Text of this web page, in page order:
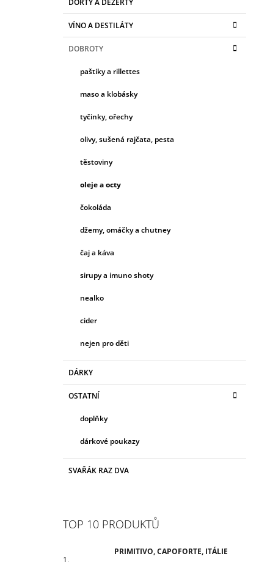
kategorie
T
G
O
DORTY A DEZERTY
VÍNO A DESTILÁTY
DOBROTY
paštiky a rillettes
maso a klobásky
tyčinky, ořechy
olivy, sušená rajčata, pesta
těstoviny
oleje a octy
čokoláda
džemy, omáčky a chutney
čaj a káva
sirupy a imuno shoty
nealko
cider
nejen pro děti
DÁRKY
OSTATNÍ
doplňky
dárkové poukazy
SVAŘÁK RAZ DVA
TOP 10 PRODUKTŮ
PRIMITIVO, CAPOFORTE, ITÁLIE
399 Kč